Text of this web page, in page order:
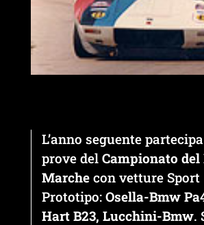
L’anno seguente
prove del Campionato del
Marchecon vetture Sport
Prototipo:Osella-Bmw
Hart B23, Lucchini-Bmw.